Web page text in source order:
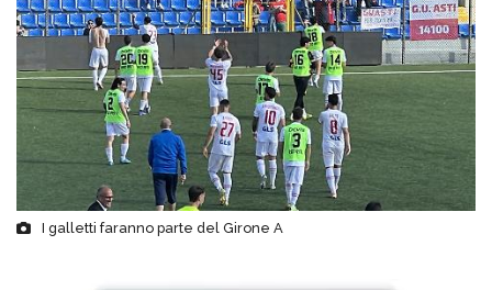
I galletti faranno parte del Girone A